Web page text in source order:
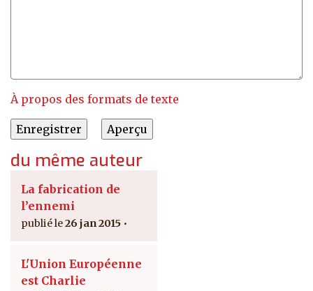
À propos des formats de texte
du même auteur
La fabrication de
l’ennemi
26 jan 2015
L'Union Européenne
est Charlie